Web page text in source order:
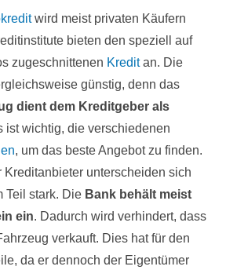
wird meist privaten Käufern
bieten den speziell auf
zugeschnittenen Kreditan. Die
günstig, denn das
dient dem Kreditgeber als
ist wichtig, die verschiedenen
, um das beste Angebot zu finden.
Kreditanbieter unterscheiden sich
Teil stark. Die Bank behält meist
ein. Dadurch wird verhindert, dass
verkauft. Dies hat für den
da er dennoch der Eigentümer